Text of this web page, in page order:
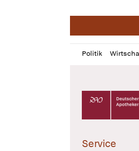
Politik
Profil
öffnen
Daz
Pur
Deutscher
Service